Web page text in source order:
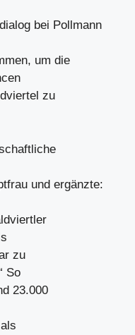
bei Pollmann
um die
zu
und ergänzte:
zu
So
23.000